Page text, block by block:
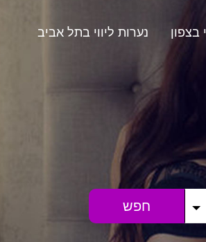
בצפון נערות ליווי בתל אביב
חפש